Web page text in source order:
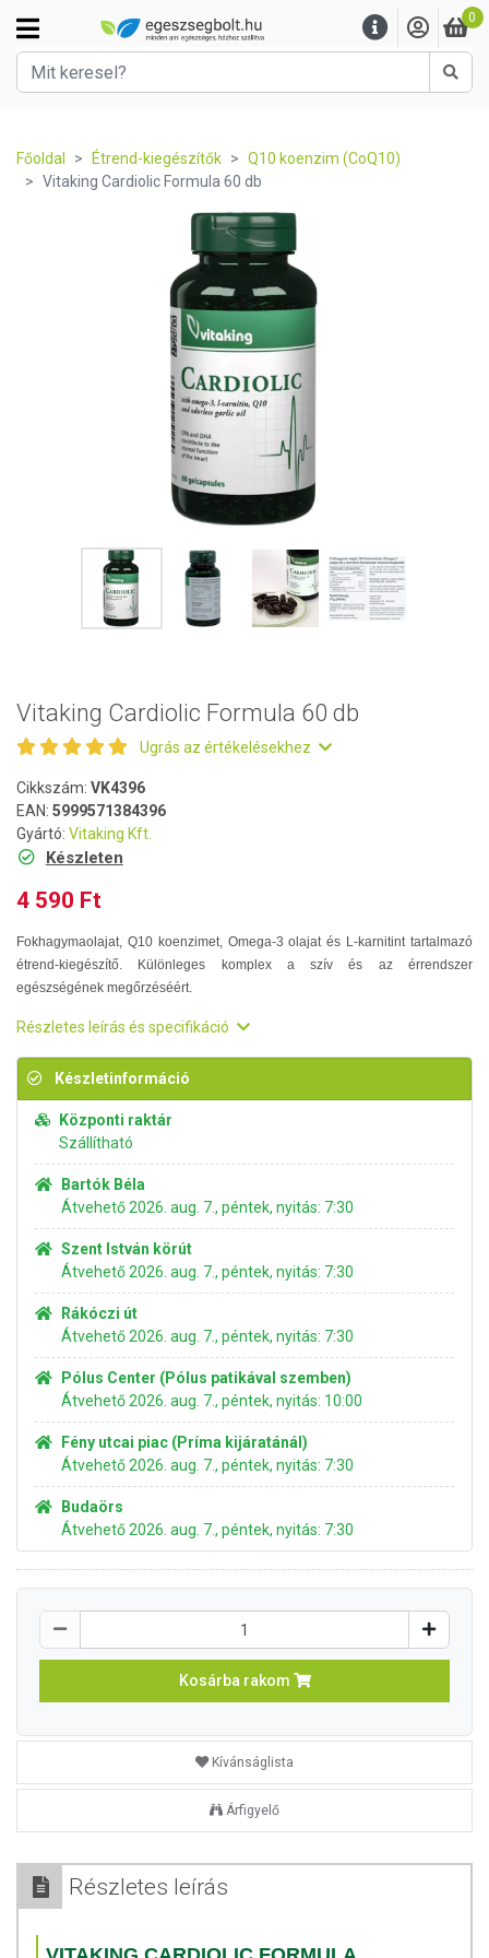
0
Főoldal Étrend-kiegészítők
Q10 koenzim (CoQ10)
Vitaking Cardiolic Formula 60 db
Vitaking Cardiolic Formula 60 db
Ugrás az értékelésekhez
Cikkszám: VK4396
EAN: 5999571384396
Gyártó: Vitaking Kft.
Készleten
4 590 Ft
Fokhagymaolajat, Q10 koenzimet, Omega-3 olajat és L-karnitint tartalmazó
étrend-kiegészítő. Különleges komplex a szív és az érrendszer
egészségének megőrzéséért.
Részletes leírás és specifikáció
Készletinformáció
Központi raktár
Szállítható
Bartók Béla
Átvehető 2026. aug. 7., péntek, nyitás: 7:30
Szent István körút
Átvehető 2026. aug. 7., péntek, nyitás: 7:30
Rákóczi út
Átvehető 2026. aug. 7., péntek, nyitás: 7:30
Pólus Center (Pólus patikával szemben)
Átvehető 2026. aug. 7., péntek, nyitás: 10:00
Fény utcai piac (Príma kijáratánál)
Átvehető 2026. aug. 7., péntek, nyitás: 7:30
Budaörs
Átvehető 2026. aug. 7., péntek, nyitás: 7:30
Kosárba rakom
Kívánságlista
Árfigyelő
Részletes leírás